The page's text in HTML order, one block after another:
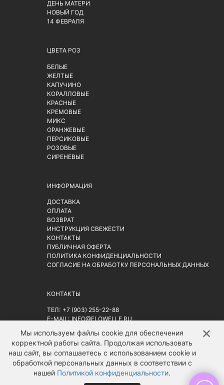
ДЕНЬ МАТЕРИ
НОВЫЙ ГОД
14 ФЕВРАЛЯ
ЦВЕТА РОЗ
БЕЛЫЕ
ЖЕЛТЫЕ
КАПУЧИНО
КОРАЛЛОВЫЕ
КРАСНЫЕ
КРЕМОВЫЕ
МИКС
ОРАНЖЕВЫЕ
ПЕРСИКОВЫЕ
РОЗОВЫЕ
СИРЕНЕВЫЕ
ИНФОРМАЦИЯ
ДОСТАВКА
ОПЛАТА
ВОЗВРАТ
ИНСТРУКЦИЯ СВЕЖЕСТИ
КОНТАКТЫ
ПУБЛИЧНАЯ ОФЕРТА
ПОЛИТИКА КОНФИДЕНЦИАЛЬНОСТИ
СОГЛАСИЕ НА ОБРАБОТКУ ПЕРСОНАЛЬНЫХ ДАННЫХ
КОНТАКТЫ
ТЕЛ: +7 (903) 255-22-88
E-MAIL: INFO@FLOWELLE.RU
↑
✕
Мы используем файлы cookie для обеспечения
корректной работы сайта. Продолжая использовать
наш сайт, вы соглашаетесь с использованием cookie и
обработкой персональных данных в соответствии с
нашей Политикой конфиденциальности.